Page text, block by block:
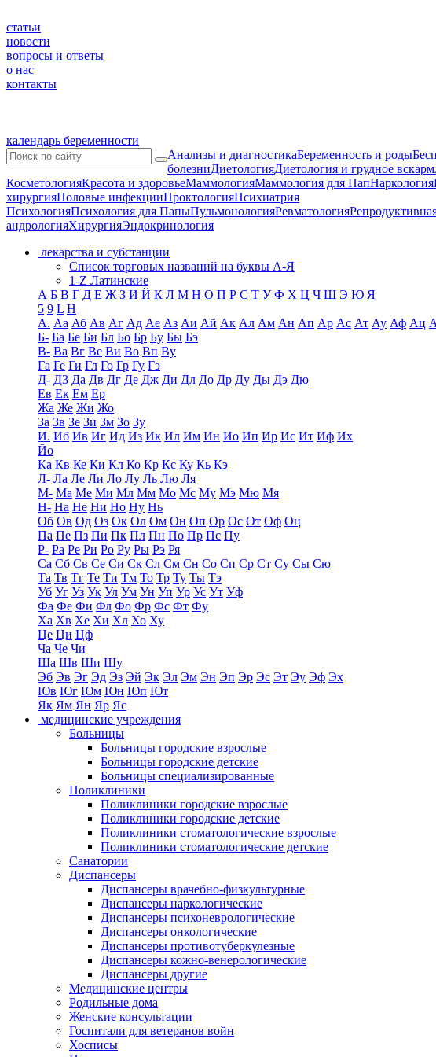
статьи
новости
вопросы и ответы
о нас
контакты
календарь беременности
Анализы и диагностикаБеременность и роды
болезниДиетологияДиетология и грудное
КосметологияКрасота и здоровьеМаммологияМаммология для ПапНаркология
хирургияПоловые инфекцииПроктологияПсихиатрия
ПсихологияПсихология для ПапыПульмонологияРевматология
андрологияХирургияЭндокринология
лекарства и субстанции
Список торговых названий на буквы А-Я
1-Z Латинские
А Б В Г Д Е Ж З И Й К Л М Н О П Р С Т У Ф Х Ц Ч Ш Э Ю Я
5 9 L H
А. Аа Аб Ав Аг Ад Ае Аз Аи Ай Ак Ал Ам Ан Ап Ар Ас Ат Ау Аф Ац
Б- Ба Бе Би Бл Бо Бр Бу Бы Бэ
В- Ва Вг Ве Ви Во Вп Ву
Га Ге Ги Гл Го Гр Гу Гэ
Д- Д3 Да Дв Дг Де Дж Ди Дл До Др Ду Ды Дэ Дю
Ев Ек Ем Ер
Жа Же Жи Жо
За Зв Зе Зи Зм Зо Зу
И. Иб Ив Иг Ид Из Ик Ил Им Ин Ио Ип Ир Ис Ит Иф Их
Йо
Ка Кв Ке Ки Кл Ко Кр Кс Ку Кь Кэ
Л- Ла Ле Ли Ло Лу Ль Лю Ля
М- Ма Ме Ми Мл Мм Мо Мс Му Мэ Мю Мя
Н- На Не Ни Но Ну Нь
Об Ов Од Оз Ок Ол Ом Он Оп Ор Ос От Оф Оц
Па Пе Пз Пи Пк Пл Пн По Пр Пс Пу
Р- Ра Ре Ри Ро Ру Ры Рэ Ря
Са Сб Св Се Си Ск Сл См Сн Со Сп Ср Ст Су Сы Сю
Та Тв Тг Те Ти Тм То Тр Ту Ты Тэ
Уб Уг Уз Ук Ул Ум Ун Уп Ур Ус Ут Уф
Фа Фе Фи Фл Фо Фр Фс Фт Фу
Ха Хв Хе Хи Хл Хо Ху
Це Ци Цф
Ча Че Чи
Ша Шв Ши Шу
Эб Эв Эг Эд Эз Эй Эк Эл Эм Эн Эп Эр Эс Эт Эу Эф Эх
Юв Юг Юм Юн Юп Ют
Як Ям Ян Яр Яс
медицинские учреждения
Больницы
Больницы городские взрослые
Больницы городские детские
Больницы специализированные
Поликлиники
Поликлиники городские взрослые
Поликлиники городские детские
Поликлиники стоматологические взрослые
Поликлиники стоматологические детские
Санатории
Диспансеры
Диспансеры врачебно-физкультурные
Диспансеры наркологические
Диспансеры психоневрологические
Диспансеры онкологические
Диспансеры противотуберкулезные
Диспансеры кожно-венерологические
Диспансеры другие
Медицинские центры
Родильные дома
Женские консультации
Госпитали для ветеранов войн
Хосписы